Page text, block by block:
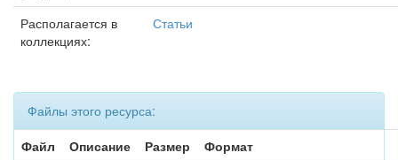
Располагается в
коллекциях:
Статьи
Файлы этого ресурса:
Файл
Описание Размер
Формат